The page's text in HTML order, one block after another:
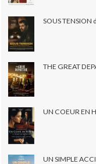
SOUS
THE GREAT
UN COEUR EN
UN SIMPLE